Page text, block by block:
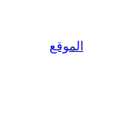
الموقع